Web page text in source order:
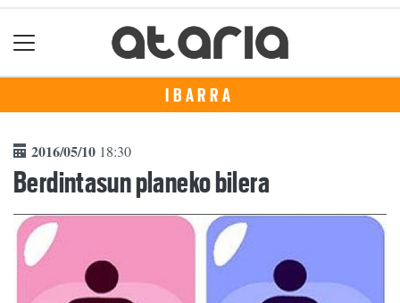
IBARRA
2016/05/10 18:30
Berdintasun planeko bilera